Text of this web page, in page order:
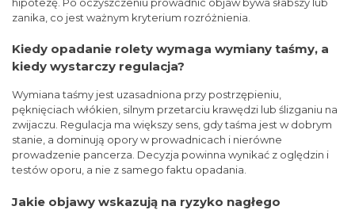
zanika, co jest ważnym kryterium rozróżnienia.
Kiedy opadanie rolety wymaga wymiany taśmy, a
kiedy wystarczy regulacja?
Wymiana taśmy jest uzasadniona przy postrzępieniu,
pęknięciach włókien, silnym przetarciu krawędzi lub ślizganiu na
zwijaczu. Regulacja ma większy sens, gdy taśma jest w dobrym
stanie, a dominują opory w prowadnicach i nierówne
prowadzenie pancerza. Decyzja powinna wynikać z oględzin i
testów oporu, a nie z samego faktu opadania.
Jakie objawy wskazują na ryzyko nagłego